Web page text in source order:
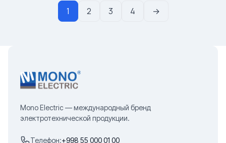
1 2 3 4 →
Mono Electric — международный бренд
электротехнической продукции.
Телефон:+998 55 000 01 00